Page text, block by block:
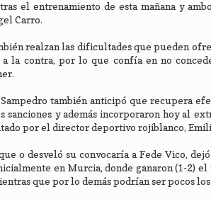
el entrenamiento de esta mañana y
Carro.
realzan las dificultades que pueden
la contra, por lo que confía en no
también anticipó que recupera
sanciones y además incorporaron hoy al
por el director deportivo rojiblanco,
o desveló su convocaría a Fede Vico,
en Murcia, donde ganaron (1-2)
que por lo demás podrían ser pocos los